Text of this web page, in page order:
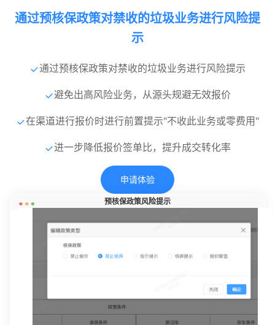
通过预核保政策对禁收的垃圾业务进行风险提
示
通过预核保政策对禁收的垃圾业务进行风险提示
避免出高风险业务，从源头规避无效报价
在渠道进行报价时进行前置提示"不收此业务或零费用"
进一步降低报价签单比，提升成交转化率
申请体验
预核保政策风险提示